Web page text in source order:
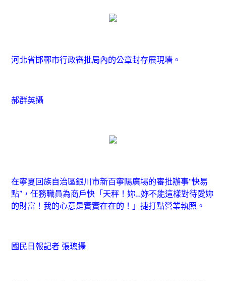
河北省邯鄲市行政審批局內的公章封存展現墻。
郝群英攝
在寧夏回族自治區銀川市新百寧陽廣場的審批辦事“快易
點”，任務職員為商戶快「天秤！妳…妳不能這樣對待愛妳
的財富！我的心意是實實在在的！」捷打點營業執照。
國民日報記者 張璁攝